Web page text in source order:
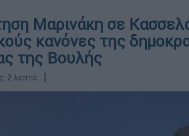
Μαρινάκη σε
κανόνες της
της Βουλής
2 λεπτά ┋